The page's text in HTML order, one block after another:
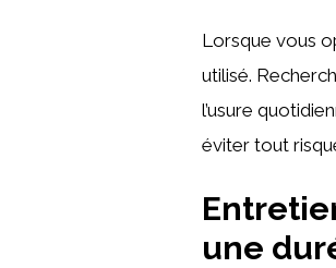
Lorsque vous
utilisé.
l’usure
éviter tout
une